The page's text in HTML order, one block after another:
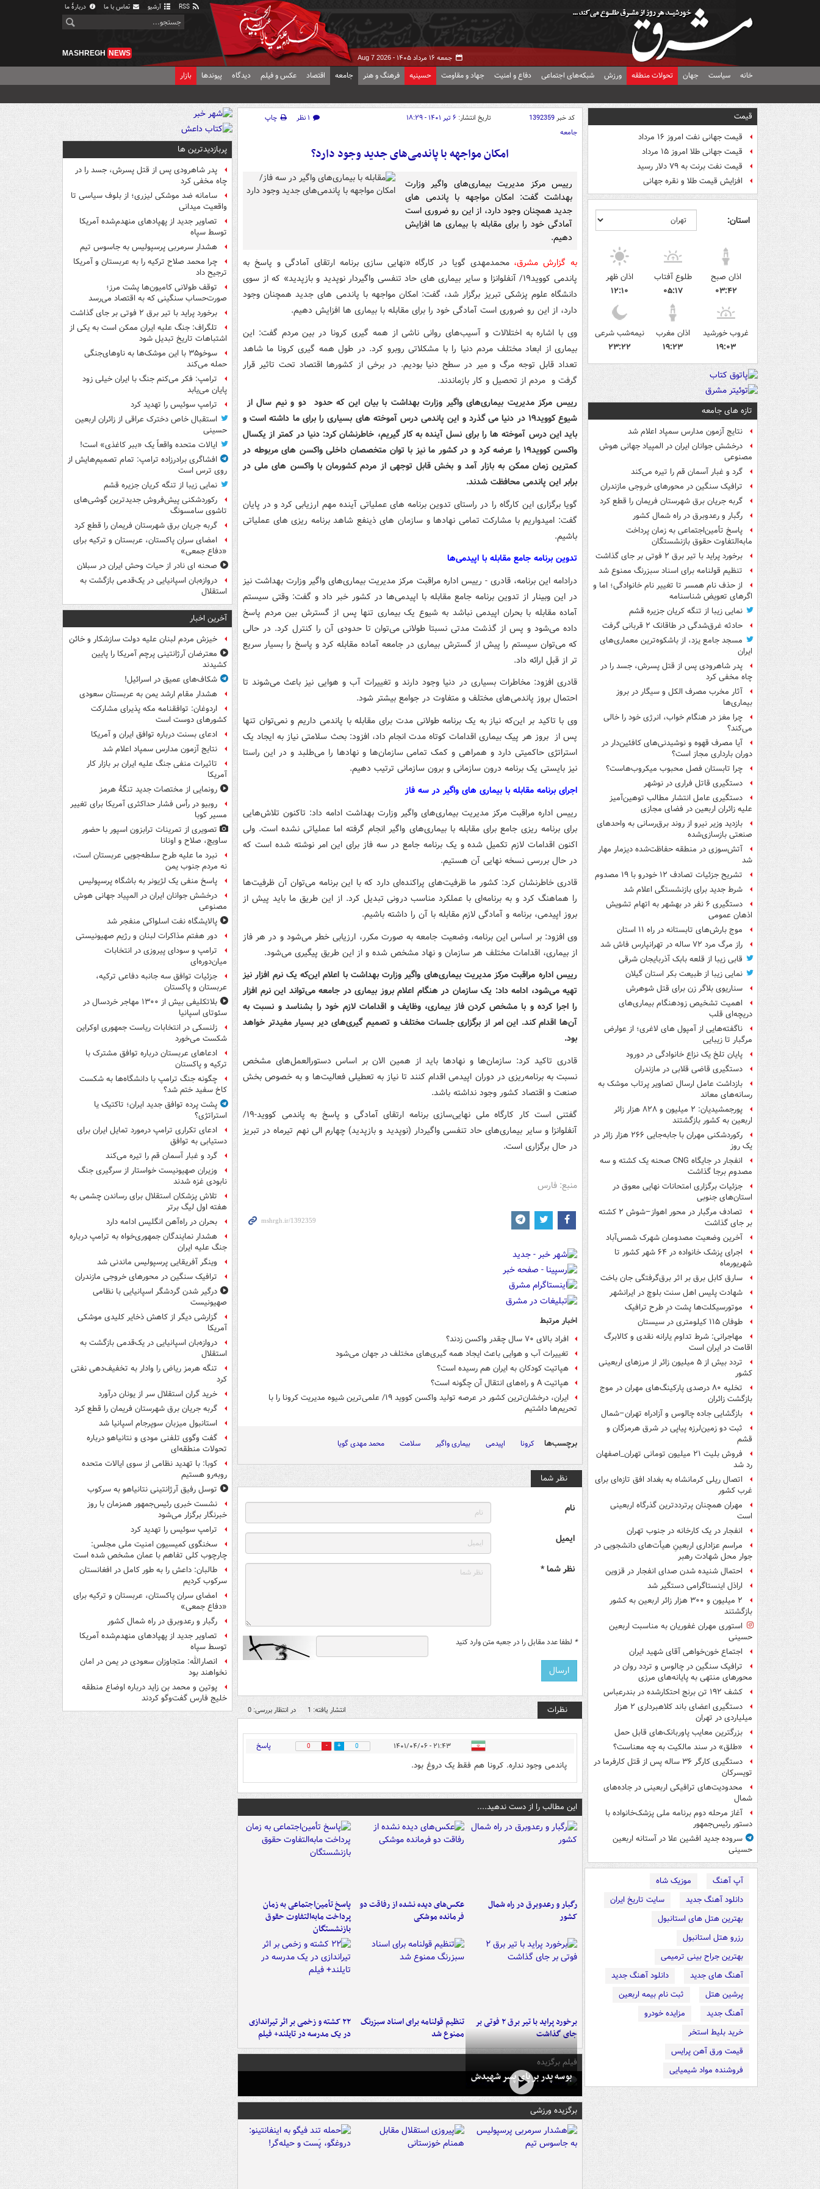
آرشیو تماس با ما دربارهٔ ما
جمعه ۱۶ مرداد ۱۴۰۵ - Aug 7 2026
MASHREGH NEWS
خانه سیاست جهان تحولات منطقه ورزش شبکه‌های اجتماعی دفاع و امنیت جهاد و مقاومت حسینیه فرهنگ و هنر جامعه اقتصاد عکس و فیلم دیدگاه پیوندها بازار
قیمت
قیمت جهانی نفت امروز ۱۶ مرداد
قیمت جهانی طلا امروز ۱۵ مرداد
قیمت نفت برنت به ۷۹ دلار رسید
افزایش قیمت طلا و نقره جهانی
استان:
اذان صبح
۰۳:۴۲
طلوع آفتاب
۰۵:۱۷
اذان ظهر
۱۲:۱۰
غروب خورشید
۱۹:۰۳
اذان مغرب
۱۹:۲۳
نیمه‌شب شرعی
۲۳:۲۲
تازه های جامعه
نتایج آزمون مدارس سمپاد اعلام شد
درخشش جوانان ایران در المپیاد جهانی هوش
مصنوعی
گرد و غبار آسمان قم را تیره می‌کند
ترافیک سنگین در محورهای خروجی مازندران
گربه جریان برق شهرستان فریمان را قطع کرد
رگبار و رعدوبرق در راه شمال کشور
پاسخ تأمین‌اجتماعی به زمان پرداخت
مابه‌التفاوت حقوق بازنشستگان
برخورد پراید با تیر برق ۲ فوتی بر جای گذاشت
تنظیم قولنامه برای اسناد سبزرنگ ممنوع شد
از حذف نام همسر تا تغییر نام خانوادگی؛ اما و
اگرهای تعویض شناسنامه
نمایی زیبا از تنگه کریان جزیره قشم
حادثه غرق‌شدگی در طاقانک ۲ قربانی گرفت
مسجد جامع یزد، از باشکوه‌ترین معماری‌های
ایران
پدر شاهرودی پس از قتل پسرش، جسد را در
چاه مخفی کرد
آثار مخرب مصرف الکل و سیگار در بروز
بیماری‌ها
چرا مغز در هنگام خواب، انرژی خود را خالی
می‌کند؟
آیا مصرف قهوه و نوشیدنی‌های کافئین‌دار در
دوران بارداری مجاز است؟
چرا تابستان فصل محبوب میکروب‌هاست؟
دستگیری قاتل فراری در نوشهر
دستگیری عامل انتشار مطالب توهین‌آمیز
علیه زائران اربعین در فضای مجازی
بازدید وزیر نیرو از روند برق‌رسانی به واحدهای
صنعتی بازسازی‌شده
آتش‌سوزی در منطقه حفاظت‌شده دیزمار مهار
شد
تشریح جزئیات تصادف ۱۲ خودرو با ۱۹ مصدوم
شرط جدید برای بازنشستگی اعلام شد
دستگیری ۶ نفر در بهشهر به اتهام تشویش
اذهان عمومی
موج بارش‌های تابستانه در راه ۱۱ استان
راز مرگ مرد ۷۲ ساله در تهرانپارس فاش شد
قابی زیبا از قلعه بابک آذربایجان شرقی
نمایی زیبا از طبیعت بکر استان گیلان
سناریوی بلاگر زن برای قتل شوهرش
اهمیت تشخیص زودهنگام بیماری‌های
دریچه‌ای قلب
ناگفته‌هایی از آمپول های لاغری؛ از عوارض
مرگبار تا زیبایی
پایان تلخ یک نزاع خانوادگی در دورود
دستگیری قاضی قلابی در مازندران
بازداشت عامل ارسال تصاویر پرتاب موشک به
رسانه‌های معاند
پورجمشیدیان: ۲ میلیون و ۸۲۸ هزار زائر
اربعین به کشور بازگشتند
رکوردشکنی مهران با جابه‌جایی ۲۶۶ هزار زائر در
یک روز
انفجار در جایگاه CNG صحنه یک کشته و سه
مصدوم برجا گذاشت
جزئیات برگزاری امتحانات نهایی معوق در
استان‌های جنوبی
تصادف مرگبار در محور اهواز–شوش ۲ کشته
بر جای گذاشت
آخرین وضعیت مصدومان شهرک شمس‌آباد
اجرای پزشک خانواده در ۶۴ شهر کشور تا
شهریورماه
سارق کابل برق بر اثر برق‌گرفتگی جان باخت
شهادت پلیس اهل سنت بلوچ در ایرانشهر
موتورسیکلت‌ها پشت درِ طرح ترافیک
طوفان ۱۱۵ کیلومتری در سیستان
مهاجرانی: شرط تداوم یارانه نقدی و کالابرگ
اقامت در ایران است
تردد بیش از ۵ میلیون زائر از مرزهای اربعینی
کشور
تخلیه ۸۰ درصدی پارکینگ‌های مهران در موج
بازگشت زائران
بازگشایی جاده چالوس و آزادراه تهران–شمال
ثبت دو زمین‌لرزه پیاپی در شرق هرمزگان و
قشم
فروش بلیت ۲۱ میلیون تومانی تهران_اصفهان
رد شد
اتصال ریلی کرمانشاه به بغداد افق تازه‌ای برای
غرب کشور
مهران همچنان پرترددترین گذرگاه اربعینی
است
انفجار در یک کارخانه در جنوب تهران
مراسم عزاداری اربعینِ هیأت‌های دانشجویی در
جوار محل شهادت رهبر
احتمال شنیده شدن صدای انفجار در قزوین
اراذل اینستاگرامی دستگیر شد
۲ میلیون و ۳۰۰ هزار زائر اربعین به کشور
بازگشتند
استوری مهران غفوریان به مناسبت اربعین
حسینی
اجتماع خون‌خواهی آقای شهید ایران
ترافیک سنگین در چالوس و تردد روان در
محورهای منتهی به پایانه‌های مرزی
کشف ۱۹۲ تن برنج احتکارشده در بندرعباس
دستگیری اعضای باند کلاهبرداری ۲ هزار
میلیاردی در تهران
بزرگترین معایب پاوربانک‌های قابل حمل
«طلق» در سند مالکیت به چه معناست؟
دستگیری کارگر ۳۶ ساله پس از قتل کارفرما در
تویسرکان
محدودیت‌های ترافیکی اربعینی در جاده‌های
شمال‌
آغاز مرحله دوم برنامه ملی پزشک‌خانواده با
دستور رئیس‌جمهور
سروده جدید افشین علا در آستانه اربعین
حسینی
آپ آهنگ
موزیک شاه
دانلود آهنگ جدید
سایت تاریخ ایران
بهترین هتل های استانبول
رزرو هتل استانبول
بهترین جراح بینی ترمیمی
آهنگ های جدید
دانلود آهنگ جدید
پرشین هتل
ثبت نام بیمه اربعین
آهنگ جدید
مزایده خودرو
خرید بلیط استخر
قیمت ورق آهن پرایس
فروشنده مواد شیمیایی
کد خبر1392359 تاریخ انتشار: ۶ تیر ۱۴۰۱ - ۱۸:۲۹ ۱ نظر
چاپ
جامعه
امکان مواجهه با پاندمی‌های جدید وجود دارد؟
رییس مرکز مدیریت بیماری‌های واگیر وزارت
بهداشت گفت: امکان مواجهه با پاندمی های
جدید همچنان وجود دارد، از این رو ضروری است
آمادگی خود را برای مقابله با بیماری ها افزایش
دهیم.
به گزارش مشرق،محمدمهدی گویا در کارگاه «نهایی سازی برنامه ارتقای آمادگی و پاسخ به
پاندمی کووید۱۹/ آنفلوانزا و سایر بیماری های حاد تنفسی واگیردار نوپدید و بازپدید» که از سوی
دانشگاه علوم پزشکی تبریز برگزار شد، گفت: امکان مواجهه با پاندمی های جدید همچنان وجود
دارد، از این رو ضروری است آمادگی خود را برای مقابله با بیماری ها افزایش دهیم.
وی با اشاره به اختلالات و آسیب‌های روانی ناشی از همه گیری کرونا در بین مردم گفت: این
بیماری از ابعاد مختلف مردم دنیا را با مشکلاتی روبرو کرد. در طول همه گیری کرونا ما شاهد
تعداد قابل توجه مرگ و میر در سطح دنیا بودیم. در برخی از کشورها اقتصاد تحت تاثیر قرار
گرفت و مردم از تحصیل و کار بازماندند.
رییس مرکز مدیریت بیماری‌های واگیر وزارت بهداشت با بیان این که حدود دو و نیم سال از
شیوع کووید۱۹ در دنیا می گذرد و این پاندمی درس آموخته های بسیاری را برای ما داشته است و
باید این درس آموخته ها را برای نسل آینده به کار گیریم، خاطرنشان کرد: دنیا در کمتر از یکسال
واکسن کووید۱۹ را عرضه کرد و در کشور ما نیز با توان متخصصان داخلی واکسن های مربوطه در
کمترین زمان ممکن به بازار آمد و بخش قابل توجهی از مردم کشورمان با واکسن های ملی در
برابر این پاندمی محافظت شدند.
گویا برگزاری این کارگاه را در راستای تدوین برنامه های عملیاتی آینده مهم ارزیابی کرد و در پایان
گفت: امیدواریم با مشارکت تمامی نهادها و سازمان های ذینفع شاهد برنامه ریزی های عملیاتی
باشیم.
تدوین برنامه جامع مقابله با اپیدمی‌ها
درادامه این برنامه، قادری - رییس اداره مراقبت مرکز مدیریت بیماری‌های واگیر وزارت بهداشت نیز
در این وبینار از تدوین برنامه جامع مقابله با اپیدمی‌ها در کشور خبر داد و گفت: وقتی سیستم
آماده مقابله با بحران اپیدمی نباشد به شیوع یک بیماری تنها پس از گسترش بین مردم پاسخ
داده می‌شود و پس از گذشت مدتی نسبتا طولانی می‌توان تا حدودی آن را کنترل کرد. در حالی
که می‌توان سیستم را پیش از گسترش بیماری در جامعه آماده مقابله کرد و پاسخ را بسیار سریع
تر از قبل ارائه داد.
قادری افزود: مخاطرات بسیاری در دنیا وجود دارند و تغییرات آب و هوایی نیز باعث می‌شوند تا
احتمال بروز پاندمی‌های مختلف و متفاوت در جوامع بیشتر شود.
وی با تاکید بر این‌که نیاز به یک برنامه طولانی مدت برای مقابله با پاندمی داریم و نمی‌توان تنها
پس از بروز هر پیک بیماری اقدامات کوتاه مدت انجام داد، افزود: بحث سلامتی نیاز به ایجاد یک
استراتژی حاکمیتی دارد و همراهی و کمک تمامی سازمان‌ها و نهادها را می‌طلبد و در این راستا
نیز بایستی یک برنامه درون سازمانی و برون سازمانی ترتیب دهیم.
اجرای برنامه مقابله با بیماری های واگیر در سه فاز
رییس اداره مراقبت مرکز مدیریت بیماری‌های واگیر وزارت بهداشت ادامه داد: تاکنون تلاش‌هایی
برای برنامه ریزی جامع برای مقابله با بیماری‌های واگیر انجام گرفته اما عملیاتی نشده است. ولی
اکنون اقدامات لازم تکمیل شده و یک برنامه‌ جامع در سه فاز برای این امر نوشته شده است که
در حال بررسی نسخه نهایی آن هستیم.
قادری خاطرنشان کرد: کشور ما ظرفیت‌های پراکنده‌ای دارد که با این برنامه می‌توان آن ظرفیت‌ها
را هماهنگ کرد و به برنامه‌ای با عملکرد مناسب درونی تبدیل کرد. از این طریق ما باید پیش از
بروز اپیدمی، برنامه و آمادگی لازم مقابله با آن را داشته باشیم.
وی افزود: بر اساس این برنامه، وضعیت جامعه به صورت مکرر، ارزیابی خطر می‌شود و در هر فاز
از بیماری، اقدامات مختلف هر سازمان و نهاد مشخص شده و از این طریق پیگیری می‌شود.
رییس اداره مراقبت مرکز مدیریت بیماری‌های واگیر وزارت بهداشت با اعلام این‌که یک نرم افزار نیز
تهیه می‌شود، ادامه داد: یک سازمان در هنگام اعلام بروز بیماری در جامعه می‌تواند این نرم افزار
را اجرا کرده و با مشخص کردن فاز بیماری، وظایف و اقدامات لازم خود را بشناسد و نسبت به
آن‌ها اقدام کند. این امر از برگزاری جلسات مختلف و تصمیم گیری‌های دیر بسیار مفیدتر خواهد
بود.
قادری تاکید کرد: سازمان‌ها و نهادها باید از همین الان بر اساس دستورالعمل‌های مشخص
نسبت به برنامه‌ریزی در دوران اپیدمی اقدام کنند تا نیاز به تعطیلی فعالیت‌ها و به خصوص بخش
صنعت و اقتصاد کشور وجود نداشته باشد.
گفتنی است کار کارگاه ملی نهایی‌سازی برنامه ارتقای آمادگی و پاسخ به پاندمی کووید-۱۹/
آنفلوانزا و سایر بیماری‌های حاد تنفسی واگیردار (نوپدید و بازپدید) چهارم الی نهم تیرماه در تبریز
در حال برگزاری است.
منبع: فارس
اخبار مرتبط
افراد بالای ۷۰ سال چقدر واکسن زدند؟
تغییرات آب و هوایی باعث ایجاد همه گیری‌های مختلف در جهان می‌شود
هپاتیت کودکان به ایران هم رسیده است؟
هپاتیت A و راه‌های انتقال آن چگونه است؟
ایران، درخشان‌ترین کشور در عرصه تولید واکسن کووید ۱۹/ علمی‌ترین شیوه مدیریت کرونا را با
تحریم‌ها داشتیم
برچسب‌ها کرونا اپیدمی بیماری واگیر سلامت محمد مهدی گویا
نظر شما
نام
ایمیل
نظر شما *
* لطفا عدد مقابل را در جعبه متن وارد کنید
نظرات انتشار یافته: 1 در انتظار بررسی: 0
۲۱:۴۳ - ۱۴۰۱/۰۴/۰۶ 0
0 پاسخ
پاندمی وجود نداره. کرونا هم فقط یک دروغ بود.
این مطالب را از دست ندهید....
رگبار و رعدوبرق در راه شمال
کشور
عکس‌های دیده نشده از رفاقت دو
فرمانده‌ موشکی
پاسخ تأمین‌اجتماعی به زمان
پرداخت مابه‌التفاوت حقوق
بازنشستگان
برخورد پراید با تیر برق ۲ فوتی بر
جای گذاشت
تنظیم قولنامه برای اسناد سبزرنگ
ممنوع شد
۲۲ کشته و زخمی بر اثر تیراندازی
در یک مدرسه در تایلند+ فیلم
فیلم برگزیده
بوسه‌ پدر بر پای پسر شهیدش
برگزیده ورزشی
پربازدیدترین ها
پدر شاهرودی پس از قتل پسرش، جسد را در
چاه مخفی کرد
سامانه ضد موشکی لیزری؛ از بلوف سیاسی تا
واقعیت میدانی
تصاویر جدید از پهپادهای منهدم‌شده آمریکا
توسط سپاه
هشدار سرمربی پرسپولیس به جاسوس تیم
چرا محمد صلاح ترکیه را به عربستان و آمریکا
ترجیح داد
توقف طولانی کامیون‌ها پشت مرز؛
صورت‌حساب سنگینی که به اقتصاد می‌رسد
برخورد پراید با تیر برق ۲ فوتی بر جای گذاشت
تلگراف: جنگ علیه ایران ممکن است به یکی از
اشتباهات تاریخ تبدیل شود
سوخو۳۵ با این موشک‌ها به ناوهای‌جنگی
حمله می‌کند
ترامپ: فکر می‌کنم جنگ با ایران خیلی زود
پایان می‌یابد
ترامپ سوئیس را تهدید کرد
استقبال خاص دخترک عراقی از زائران اربعین
حسینی
ایالات متحده واقعاً یک «ببر کاغذی» است!
افشاگری برادرزاده ترامپ: تمام تصمیم‌هایش از
روی ترس است
نمایی زیبا از تنگه کریان جزیره قشم
رکوردشکنی پیش‌فروش جدیدترین گوشی‌های
تاشوی سامسونگ
گربه جریان برق شهرستان فریمان را قطع کرد
امضای سران پاکستان، عربستان و ترکیه برای
«دفاع جمعی»
صحنه ای نادر از حیات وحش ایران در سبلان
دروازه‌بان اسپانیایی در یک‌قدمی بازگشت به
استقلال
آخرین اخبار
خیزش مردم لبنان علیه دولت سازشکار و خائن
معترضان آرژانتینی پرچم آمریکا را پایین
کشیدند
شکاف‌های عمیق در اسرائیل!
هشدار مقام ارشد یمن به عربستان سعودی
اردوغان: توافقنامه مکه پذیرای مشارکت
کشورهای دوست است
ادعای بسنت درباره توافق ایران و آمریکا
نتایج آزمون مدارس سمپاد اعلام شد
تاثیرات منفی جنگ علیه ایران بر بازار کار
آمریکا
رونمایی از مختصات جدید تنگۀ هرمز
روبیو در رأس فشار حداکثری آمریکا برای تغییر
مسیر کوبا
تصویری از تمرینات ترابزون اسپور با حضور
ساویچ، صلاح و اونانا
نبرد ما علیه طرح سلطه‌جویی عربستان است،
نه مردم جنوب یمن
پاسخ منفی یک لژیونر به باشگاه پرسپولیس
درخشش جوانان ایران در المپیاد جهانی هوش
مصنوعی
پالایشگاه نفت اسلواکی منفجر شد
دور هفتم مذاکرات لبنان و رژیم صهیونیستی
ترامپ و سودای پیروزی در انتخابات
میان‌دوره‌ای
جزئیات توافق سه جانبه دفاعی ترکیه،
عربستان و پاکستان
بلاتکلیفی بیش از ۱۳۰۰ مهاجر خردسال در
سئوتای اسپانیا
زلنسکی در انتخابات ریاست جمهوری اوکراین
شکست می‌خورد
ادعاهای عربستان درباره توافق مشترک با
ترکیه و پاکستان
چگونه جنگ ترامپ با دانشگاه‌ها به شکست
کاخ سفید ختم شد؟
پشت پرده توافق جدید ایران؛ تاکتیک یا
استراتژی؟
ادعای تکراری ترامپ درمورد تمایل ایران برای
دستیابی به توافق
گرد و غبار آسمان قم را تیره می‌کند
وزیران صهیونیست خواستار از سرگیری جنگ
نابودی غزه شدند
تلاش پزشکان استقلال برای رساندن چشمی به
هفته اول لیگ برتر
بحران در راه‌آهن انگلیس ادامه دارد
هشدار نمایندگان جمهوری‌خواه به ترامپ درباره
جنگ علیه ایران
وینگر آفریقایی پرسپولیس ماندنی شد
ترافیک سنگین در محورهای خروجی مازندران
درگیر شدن گردشگر اسپانیایی با نظامی
صهیونیست
گزارشی دیگر از کاهش ذخایر کلیدی موشکی
آمریکا
دروازه‌بان اسپانیایی در یک‌قدمی بازگشت به
استقلال
تنگه هرمز ریاض را وادار به تخفیف‌دهی نفتی
کرد
خرید گران استقلال سر از یونان درآورد
گربه جریان برق شهرستان فریمان را قطع کرد
استانبول میزبان سوپرجام اسپانیا شد
گفت وگوی تلفنی مودی و نتانیاهو درباره
تحولات منطقه‌ای
کوبا: با تهدید نظامی از سوی ایالات متحده
روبه‌رو هستیم
توسل رفیق آرژانتینی نتانیاهو به سرکوب
نشست خبری رئیس‌جمهور همزمان با روز
خبرنگار برگزار می‌شود
ترامپ سوئیس را تهدید کرد
سخنگوی کمیسیون امنیت ملی مجلس:
چارچوب کلی تفاهم با عمان مشخص شده است
طالبان: داعش را به طور کامل در افغانستان
سرکوب کردیم
امضای سران پاکستان، عربستان و ترکیه برای
«دفاع جمعی»
رگبار و رعدوبرق در راه شمال کشور
تصاویر جدید از پهپادهای منهدم‌شده آمریکا
توسط سپاه
انصارالله: متجاوزان سعودی در یمن در امان
نخواهند بود
پوتین و محمد بن زاید درباره اوضاع منطقه
خلیج فارس گفت‌وگو کردند